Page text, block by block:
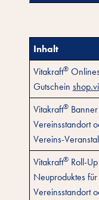
Inhalt
Vitakraft®
Gutschein
Vitakraft®Banner
Vereinsstandort
Vereins-
Vitakraft®Roll-
Neuproduktes
Vereinsstandort